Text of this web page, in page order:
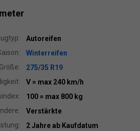
Autoreifen
Winterreifen
Größe:
275/35 R19
V = max 240 km/h
100 = max 800 kg
Verstärkte
2 Jahre ab Kaufdatum